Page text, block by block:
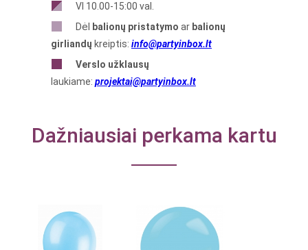
VI 10.00-15:00 val.
Dėl
balionų pristatymo ar balionų
girliandų kreiptis: info@partyinbox.lt
Verslo užklausų
laukiame: projektai@partyinbox.lt
Dažniausiai perkama kartu